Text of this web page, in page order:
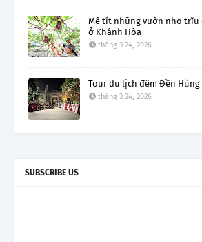
Mê tít những vườn nho trĩu
ở Khánh Hòa
tháng 3 24, 2026
Tour du lịch đêm Đền Hùng
tháng 3 24, 2026
SUBSCRIBE US